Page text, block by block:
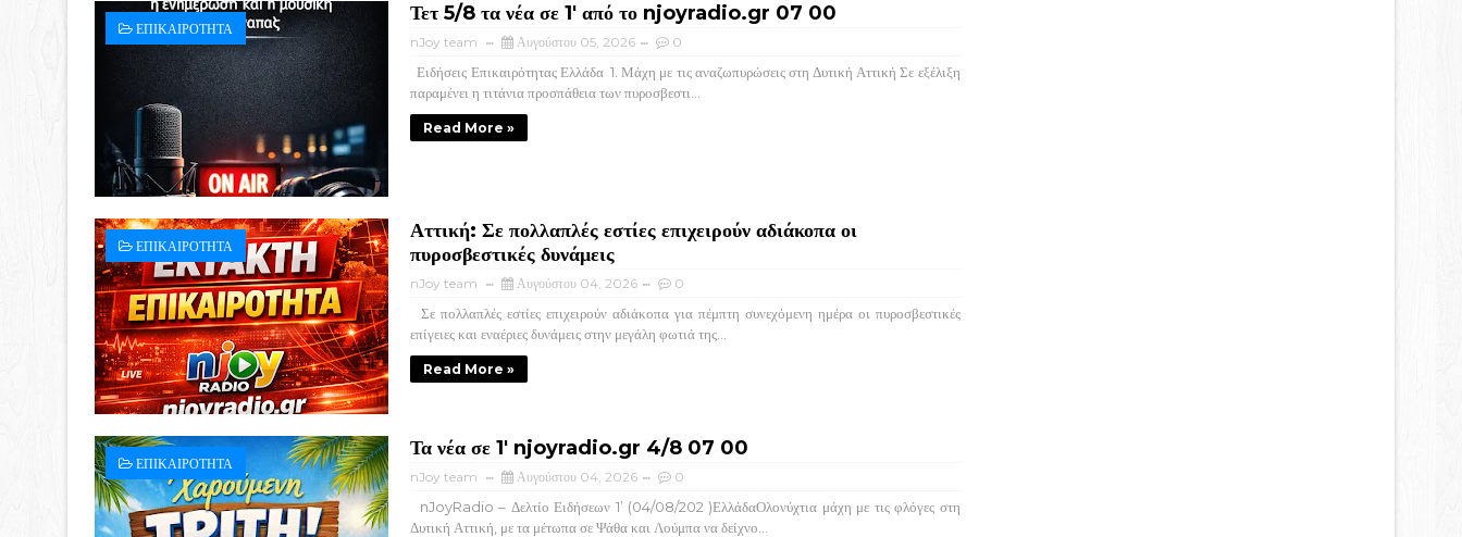
ΕΠΙΚΑΙΡΟΤΗΤΑ
Τετ 5/8 τα νέα σε 1' από το njoyradio.gr 07 00
nJoy team Αυγούστου 05, 2026 0
Ειδήσεις Επικαιρότητας Ελλάδα ​ 1. Μάχη με τις αναζωπυρώσεις στη Δυτική Αττική ​Σε εξέλιξη
παραμένει η τιτάνια προσπάθεια των πυροσβεστι...
Read More »
ΕΠΙΚΑΙΡΟΤΗΤΑ
Αττική: Σε πολλαπλές εστίες επιχειρούν αδιάκοπα οι
πυροσβεστικές δυνάμεις
nJoy team Αυγούστου 04, 2026 0
Σε πολλαπλές εστίες επιχειρούν αδιάκοπα για πέμπτη συνεχόμενη ημέρα οι πυροσβεστικές
επίγειες και εναέριες δυνάμεις στην μεγάλη φωτιά της...
Read More »
ΕΠΙΚΑΙΡΟΤΗΤΑ
Τα νέα σε 1' njoyradio.gr 4/8 07 00
nJoy team Αυγούστου 04, 2026 0
nJoyRadio – Δελτίο Ειδήσεων 1’ (04/08/202 )ΕλλάδαΟλονύχτια μάχη με τις φλόγες στη
Δυτική Αττική, με τα μέτωπα σε Ψάθα και Λούμπα να δείχνο...